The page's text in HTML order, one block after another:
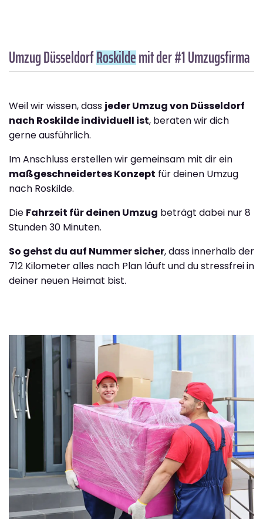
Umzug DüsseldorfRoskildemit der #1 Umzugsfirma
Weil wir wissen, dass jeder Umzug von Düsseldorf
nach Roskilde individuell ist, beraten wir dich
gerne ausführlich.
Im Anschluss erstellen wir gemeinsam mit dir ein
maßgeschneidertes Konzept für deinen Umzug
nach Roskilde.
Die Fahrzeit für deinen Umzug beträgt dabei nur 8
Stunden 30 Minuten.
So gehst du auf Nummer sicher, dass innerhalb der
712 Kilometer alles nach Plan läuft und du stressfrei in
deiner neuen Heimat bist.